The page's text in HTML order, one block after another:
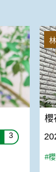
3
櫻
林
櫻
#